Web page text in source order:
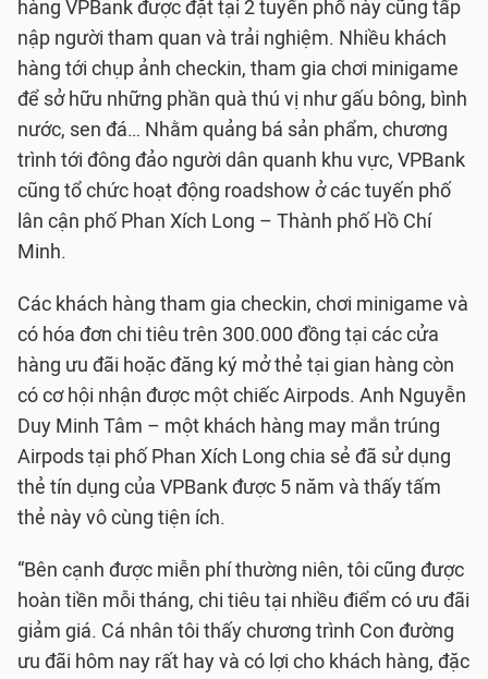
hàng VPBank được đặt tại 2 tuyến phố này cũng tấp
nập người tham quan và trải nghiệm. Nhiều khách
hàng tới chụp ảnh checkin, tham gia chơi minigame
để sở hữu những phần quà thú vị như gấu bông, bình
nước, sen đá… Nhằm quảng bá sản phẩm, chương
trình tới đông đảo người dân quanh khu vực, VPBank
cũng tổ chức hoạt động roadshow ở các tuyến phố
lân cận phố Phan Xích Long – Thành phố Hồ Chí
Minh.
Các khách hàng tham gia checkin, chơi minigame và
có hóa đơn chi tiêu trên 300.000 đồng tại các cửa
hàng ưu đãi hoặc đăng ký mở thẻ tại gian hàng còn
có cơ hội nhận được một chiếc Airpods. Anh Nguyễn
Duy Minh Tâm – một khách hàng may mắn trúng
Airpods tại phố Phan Xích Long chia sẻ đã sử dụng
thẻ tín dụng của VPBank được 5 năm và thấy tấm
thẻ này vô cùng tiện ích.
“Bên cạnh được miễn phí thường niên, tôi cũng được
hoàn tiền mỗi tháng, chi tiêu tại nhiều điểm có ưu đãi
giảm giá. Cá nhân tôi thấy chương trình Con đường
ưu đãi hôm nay rất hay và có lợi cho khách hàng, đặc